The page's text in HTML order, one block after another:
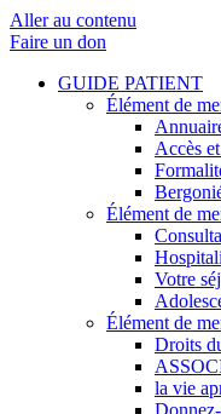
Aller au contenu
Faire un don
GUIDE PATIENT
Élément de
Accès
Élément de
Votre
Élément de
Droits
la vie